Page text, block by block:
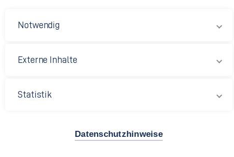
Esslingen“?
der Stadt.
Ihren jetzigen Beruf gebracht?
wird, lässt sich auch im Klimaschutz
breites Wissen an energierelevanten Themen vermittelt,
den Weg geben?
Notwendig
Externe Inhalte
Statistik
Datenschutzhinweise